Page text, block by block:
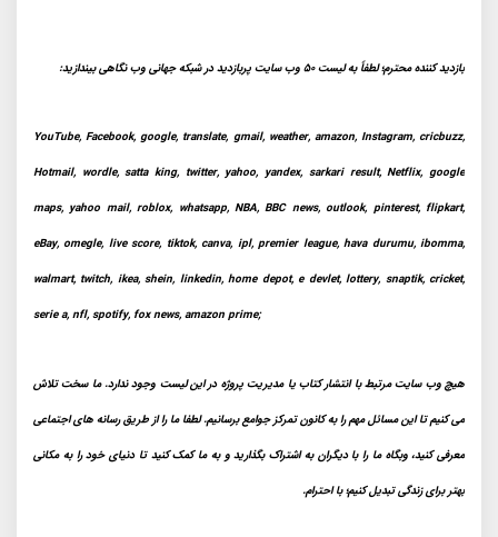
بازدید کننده محترم؛ لطفاً به لیست 50 وب سایت پربازدید در شبکه جهانی وب نگاهی بیندازید:
YouTube, Facebook, google, translate, gmail, weather, amazon, Instagram, cricbuzz,
Hotmail, wordle, satta king, twitter, yahoo, yandex, sarkari result, Netflix, google
maps, yahoo mail, roblox, whatsapp, NBA, BBC news, outlook, pinterest, flipkart,
eBay, omegle, live score, tiktok, canva, ipl, premier league, hava durumu, ibomma,
walmart, twitch, ikea, shein, linkedin, home depot, e devlet, lottery, snaptik, cricket,
serie a, nfl, spotify, fox news, amazon prime;
هیچ وب سایت مرتبط با انتشار کتاب یا مدیریت پروژه در این لیست وجود ندارد. ما سخت تلاش
می کنیم تا این مسائل مهم را به کانون تمرکز جوامع برسانیم. لطفا ما را از طریق رسانه های اجتماعی
معرفی کنید، وبگاه ما را با دیگران به اشتراک بگذارید و به ما کمک کنید تا دنیای خود را به مکانی
بهتر برای زندگی تبدیل کنیم؛ با احترام.